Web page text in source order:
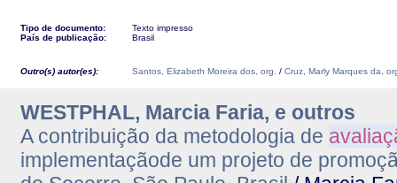
Tipo de documento:
Texto impresso
País de publicação:
Brasil
Outro(s) autor(es): Santos, Elizabeth Moreira dos, org. / Cruz, Marly Marques da,
WESTPHAL, Marcia Faria, e outros
A contribuição da metodologia de
implementaçãode um projeto de